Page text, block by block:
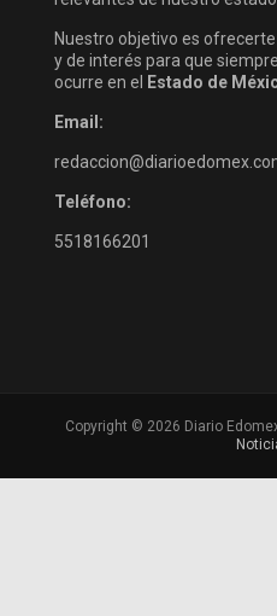
Nuestro objetivo es
y de interés para que
ocurre en el
Estado de
Email:
Teléfono:
5518166201
Copyright © 2026 Diario